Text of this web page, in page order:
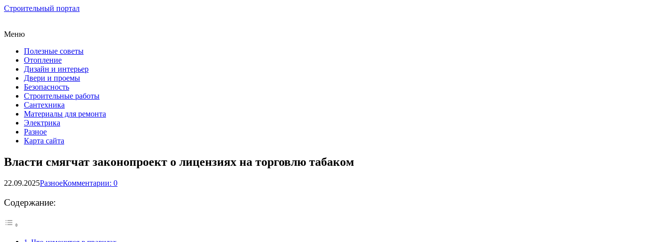
Строительный портал
Меню
Полезные советы
Отопление
Дизайн и интерьер
Двери и проемы
Безопасность
Строительные работы
Сантехника
Материалы для ремонта
Электрика
Разное
Карта сайта
Власти смягчат законопроект о лицензиях на торговлю табаком
22.09.2025РазноеКомментарии: 0
Содержание: